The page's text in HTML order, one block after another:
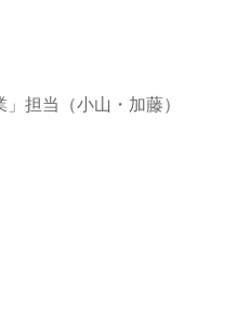
担当（小山・加藤）